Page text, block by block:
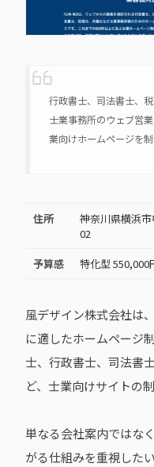
行政書士、司法書士、
士業事務所のウェブ営
業向けホームページを制
住所
神奈川県横浜
02
予算感
特化型 550,000
風デザイン株式会社は
に適したホームページ
士、行政書士、司法書
ど、士業向けサイトの
単なる会社案内ではな
がる仕組みを重視した